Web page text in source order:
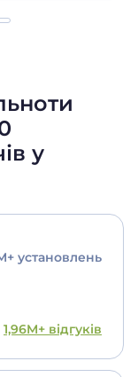
у
установлень
1,96M+ відгуків